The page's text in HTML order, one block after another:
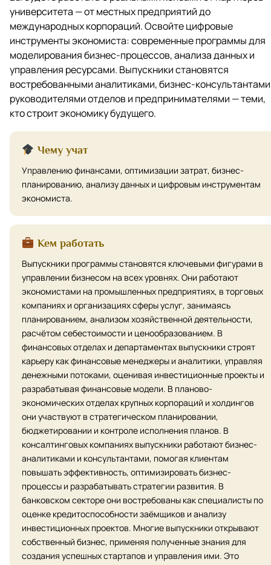
университета — от местных предприятий до
международных корпораций. Освойте цифровые
инструменты экономиста: современные программы для
моделирования бизнес-процессов, анализа данных и
управления ресурсами. Выпускники становятся
востребованными аналитиками, бизнес-
руководителями отделов и предпринимателями — теми,
кто строит экономику будущего.
Чему учат
Управлению финансами, оптимизации затрат, бизнес-
планированию, анализу данных и цифровым инструментам
экономиста.
Кем работать
Выпускники программы становятся ключевыми фигурами в
управлении бизнесом на всех уровнях. Они работают
экономистами на промышленных предприятиях, в торговых
компаниях и организациях сферы услуг, занимаясь
планированием, анализом хозяйственной деятельности,
расчётом себестоимости и ценообразованием. В
финансовых отделах и департаментах выпускники строят
карьеру как финансовые менеджеры и аналитики, управляя
денежными потоками, оценивая инвестиционные проекты и
разрабатывая финансовые модели. В планово-
экономических отделах крупных корпораций и холдингов
они участвуют в стратегическом планировании,
бюджетировании и контроле исполнения планов. В
консалтинговых компаниях выпускники работают бизнес-
аналитиками и консультантами, помогая клиентам
повышать эффективность, оптимизировать бизнес-
процессы и разрабатывать стратегии развития. В
банковском секторе они востребованы как специалисты по
оценке кредитоспособности заёмщиков и анализу
инвестиционных проектов. Многие выпускники открывают
собственный бизнес, применяя полученные знания для
создания успешных стартапов и управления ими. Это